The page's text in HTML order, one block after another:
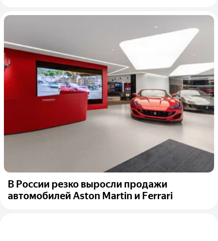
В России резко выросли продажи
автомобилей Aston Martin и Ferrari